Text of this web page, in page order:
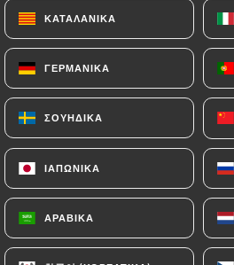
ΚΑΤΑΛΑΝΙΚΆ
ΓΕΡΜΑΝΙΚΆ
ΣΟΥΗΔΙΚΆ
ΙΑΠΩΝΙΚΆ
ΑΡΑΒΙΚΆ
ΑΡΧΙΚΉ/ΕΠΑΦΉ
Επαφή
Africana
ΚΑΤΑΛΑΝΙΚΆ
ΓΕΡΜΑΝΙΚΆ
ΣΟΥΗΔΙΚΆ
ΙΑΠΩΝΙΚΆ
ΑΡΑΒΙΚΆ